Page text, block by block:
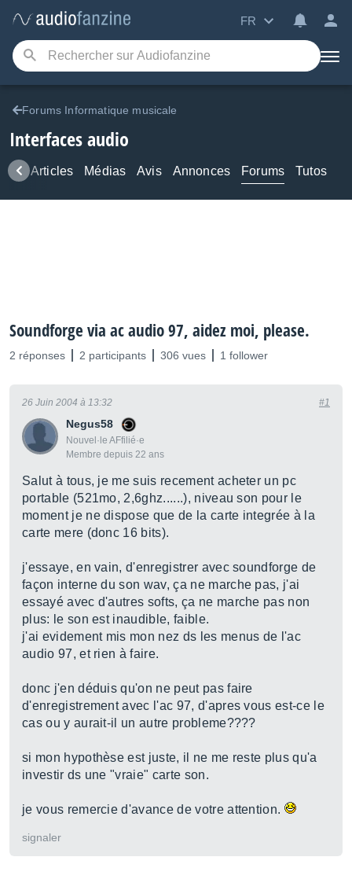
FR
Forums Informatique musicale
Interfaces audio
Articles Médias Avis Annonces Forums Tutos
Soundforge via ac audio 97, aidez moi, please.
2 réponses 2 participants 306 vues 1 follower
Negus58
Nouvel·le AFfilié·e
Membre depuis 22 ans
26 Juin 2004 à 13:32 #1
Salut à tous, je me suis recement acheter un pc
portable (521mo, 2,6ghz......), niveau son pour le
moment je ne dispose que de la carte integrée à la
carte mere (donc 16 bits).
j'essaye, en vain, d'enregistrer avec soundforge de
façon interne du son wav, ça ne marche pas, j'ai
essayé avec d'autres softs, ça ne marche pas non
plus: le son est inaudible, faible.
j'ai evidement mis mon nez ds les menus de l'ac
audio 97, et rien à faire.
donc j'en déduis qu'on ne peut pas faire
d'enregistrement avec l'ac 97, d'apres vous est-ce le
cas ou y aurait-il un autre probleme????
si mon hypothèse est juste, il ne me reste plus qu'a
investir ds une "vraie" carte son.
je vous remercie d'avance de votre attention.
signaler